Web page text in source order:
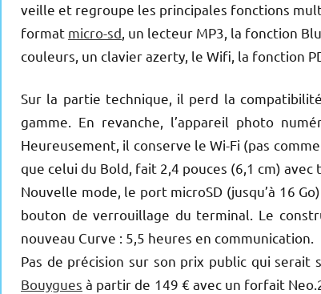
veille et regroupe les principales fonctions
format micro-sd , un lecteur MP3, la fonction
couleurs, un clavier azerty, le Wifi, la fonction
Sur la partie technique, il perd la
gamme. En revanche, l’appareil photo
Heureusement, il conserve le Wi-Fi (pas
que celui du Bold, fait 2,4 pouces (6,1 cm)
Nouvelle mode, le port microSD (jusqu’à 16
bouton de verrouillage du terminal. Le
nouveau Curve : 5,5 heures en communication.
Pas de précision sur son prix public qui
Bouygues à partir de 149 € avec un forfait